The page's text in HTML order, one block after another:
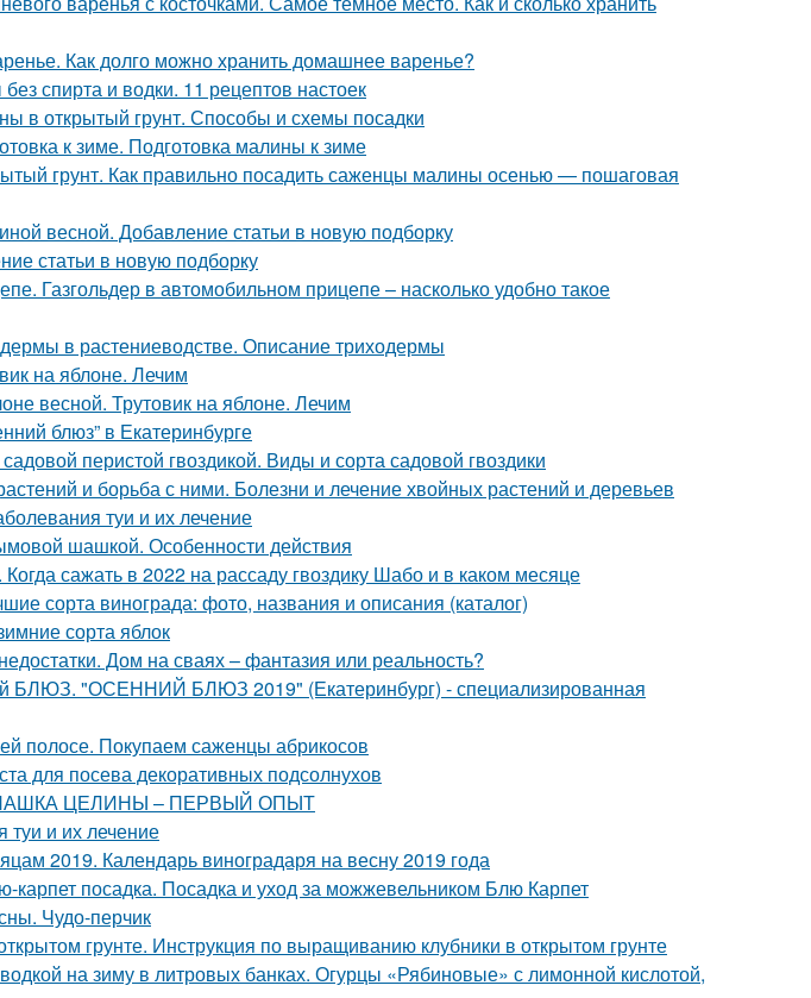
Как долго можно хранить домашнее варенье?
спирта и водки. 11 рецептов настоек
в открытый грунт. Способы и схемы посадки
к зиме. Подготовка малины к зиме
грунт. Как правильно посадить саженцы малины осенью — пошаговая
весной. Добавление статьи в новую подборку
статьи в новую подборку
Газгольдер в автомобильном прицепе – насколько удобно такое
в растениеводстве. Описание триходермы
на яблоне. Лечим
весной. Трутовик на яблоне. Лечим
блюз” в Екатеринбурге
перистой гвоздикой. Виды и сорта садовой гвоздики
и борьба с ними. Болезни и лечение хвойных растений и деревьев
туи и их лечение
шашкой. Особенности действия
сажать в 2022 на рассаду гвоздику Шабо и в каком месяце
сорта винограда: фото, названия и описания (каталог)
сорта яблок
Дом на сваях – фантазия или реальность?
БЛЮЗ. "ОСЕННИЙ БЛЮЗ 2019" (Екатеринбург) - специализированная
полосе. Покупаем саженцы абрикосов
для посева декоративных подсолнухов
ЦЕЛИНЫ – ПЕРВЫЙ ОПЫТ
туи и их лечение
2019. Календарь виноградаря на весну 2019 года
посадка. Посадка и уход за можжевельником Блю Карпет
Чудо-перчик
грунте. Инструкция по выращиванию клубники в открытом грунте
на зиму в литровых банках. Огурцы «Рябиновые» с лимонной кислотой,